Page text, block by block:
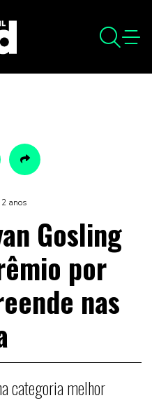
anos
Gosling
por
nas
categoria melhor